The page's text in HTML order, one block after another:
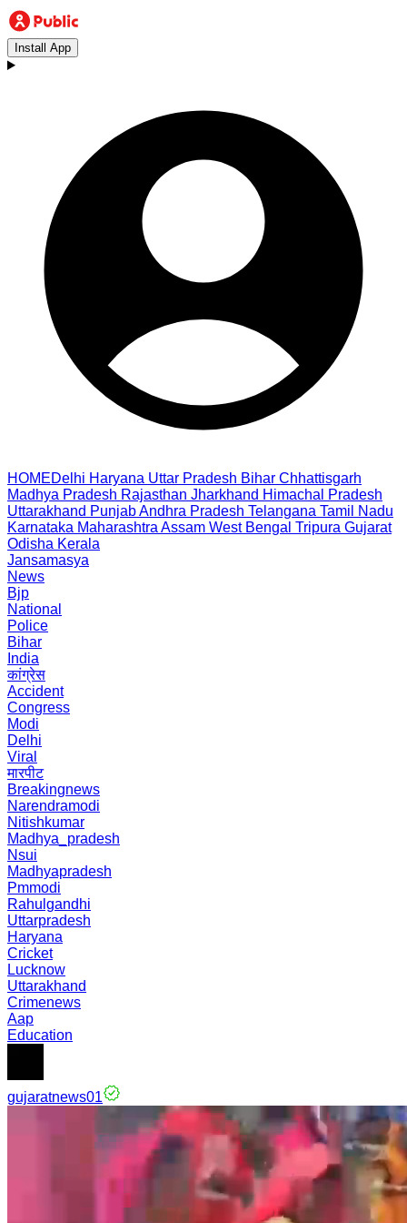
Install App
HOMEDelhi Haryana Uttar Pradesh Bihar Chhattisgarh
Madhya Pradesh Rajasthan Jharkhand Himachal Pradesh
Uttarakhand PunjabAndhra Pradesh Telangana Tamil Nadu
Karnataka Maharashtra Assam West Bengal Tripura Gujarat
Odisha Kerala
Jansamasya
News
Bjp
National
Police
Bihar
India
कांग्रेस
Accident
Congress
Modi
Delhi
Viral
मारपीट
Breakingnews
Narendramodi
Nitishkumar
Madhya_pradesh
Nsui
Madhyapradesh
Pmmodi
Rahulgandhi
Uttarpradesh
Haryana
Cricket
Lucknow
Uttarakhand
Crimenews
Aap
Education
gujaratnews01